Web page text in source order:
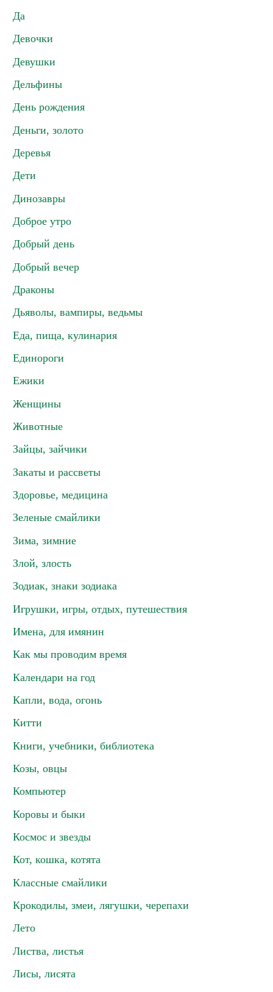
Да
Девочки
Девушки
Дельфины
День рождения
Деньги, золото
Деревья
Дети
Динозавры
Доброе утро
Добрый день
Добрый вечер
Драконы
Дьяволы, вампиры, ведьмы
Еда, пища, кулинария
Единороги
Ежики
Женщины
Животные
Зайцы, зайчики
Закаты и рассветы
Здоровье, медицина
Зеленые смайлики
Зима, зимние
Злой, злость
Зодиак, знаки зодиака
Игрушки, игры, отдых, путешествия
Имена, для имянин
Как мы проводим время
Календари на год
Капли, вода, огонь
Китти
Книги, учебники, библиотека
Козы, овцы
Компьютер
Коровы и быки
Космос и звезды
Кот, кошка, котята
Классные смайлики
Крокодилы, змеи, лягушки, черепахи
Лето
Листва, листья
Лисы, лисята